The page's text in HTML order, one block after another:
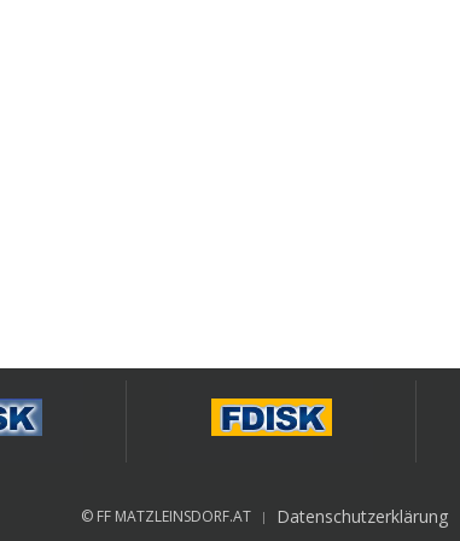
© FF MATZLEINSDORF.AT Datenschutzerklärung